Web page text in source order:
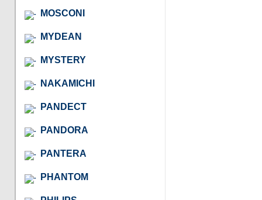
MOSCONI
MYDEAN
MYSTERY
NAKAMICHI
PANDECT
PANDORA
PANTERA
PHANTOM